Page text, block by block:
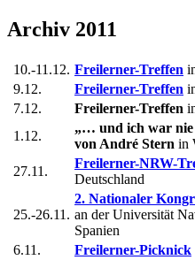
Archiv 2011
10.-11.12. Freilerner-Treffen
9.12.
Freilerner-Treffen
7.12.
Freilerner-Treffen
1.12.
„… und ich war nie
von André Stern in
27.11.
Freilerner-NRW-
Deutschland
25.-26.11.
2. Nationaler
an der Universität
Spanien
6.11.
Freilerner-Picknick